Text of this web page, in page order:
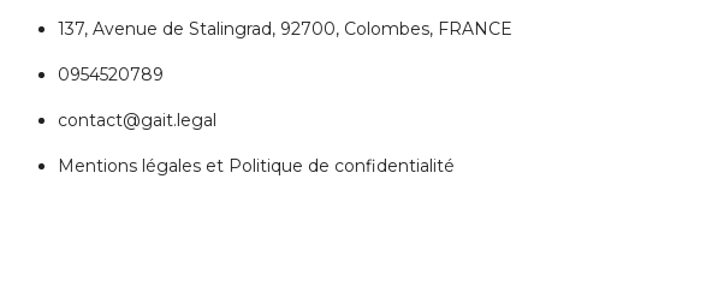
137, Avenue de Stalingrad, 92700, Colombes, FRANCE
0954520789
contact@gait.legal
Mentions légales et Politique de confidentialité